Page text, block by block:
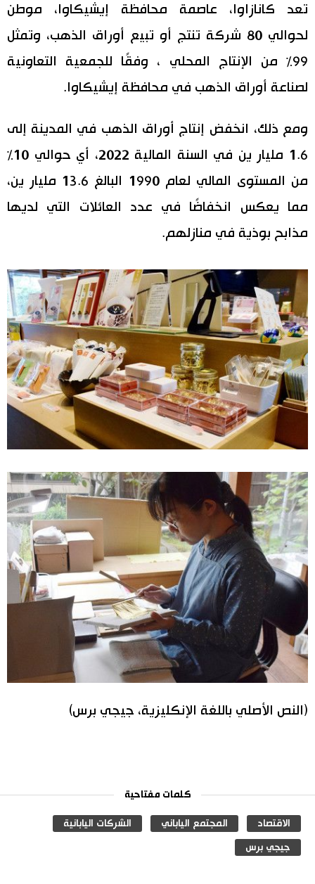
مجتمع
ثقافة
لايف ستايل
طوكيو
تعد كانازاوا، عاصمة محافظة إيشيكاوا، موطن
لحوالي 80 شركة تنتج أو تبيع أوراق الذهب، وتمثل
99٪ من الإنتاج المحلي ، وفقًا للجمعية التعاونية
لصناعة أوراق الذهب في محافظة إيشيكاوا.
ومع ذلك، انخفض إنتاج أوراق الذهب في المدينة إلى
1.6 مليار ين في السنة المالية 2022، أي حوالي 10٪
من المستوى المالي لعام 1990 البالغ 13.6 مليار ين،
مما يعكس انخفاضًا في عدد العائلات التي لديها
مذابح بوذية في منازلهم.
(النص الأصلي باللغة الإنكليزية، جيجي برس)
كلمات مفتاحية
الاقتصاد المجتمع الياباني الشركات اليابانية
جيجي برس